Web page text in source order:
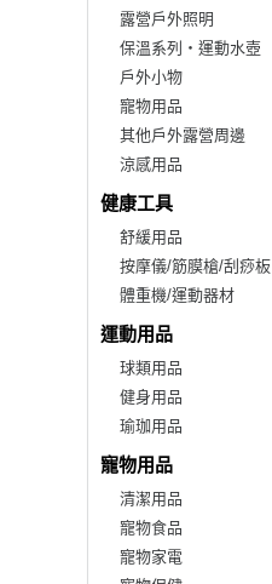
露營戶外照明
保溫系列‧運動水壺
戶外小物
寵物用品
其他戶外露營周邊
涼感用品
健康工具
舒緩用品
按摩儀/筋膜槍/刮痧板
體重機/運動器材
運動用品
球類用品
健身用品
瑜珈用品
寵物用品
清潔用品
寵物食品
寵物家電